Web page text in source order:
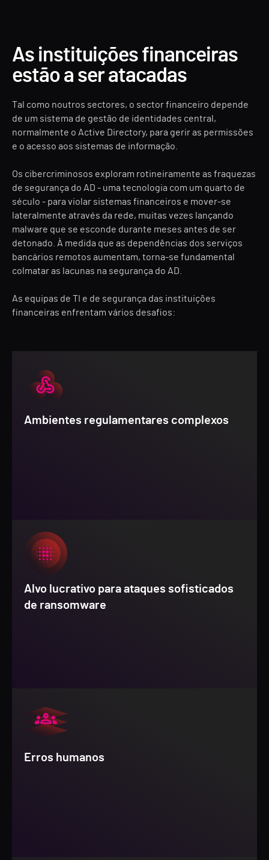
As instituições financeiras
estão a ser atacadas
Tal como noutros sectores, o sector financeiro depende
de um sistema de gestão de identidades central,
normalmente o Active Directory, para gerir as permissões
e o acesso aos sistemas de informação.
Os cibercriminosos exploram rotineiramente as fraquezas
de segurança do AD - uma tecnologia com um quarto de
século - para violar sistemas financeiros e mover-se
lateralmente através da rede, muitas vezes lançando
malware que se esconde durante meses antes de ser
detonado. À medida que as dependências dos serviços
bancários remotos aumentam, torna-se fundamental
colmatar as lacunas na segurança do AD.
As equipas de TI e de segurança das instituições
financeiras enfrentam vários desafios:
Ambientes regulamentares complexos
Alvo lucrativo para ataques sofisticados
de ransomware
Erros humanos